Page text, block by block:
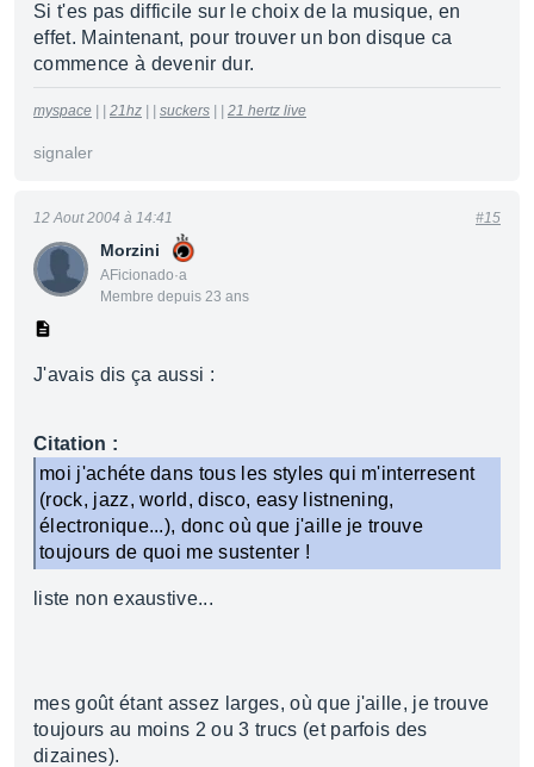
Si t'es pas difficile sur le choix de la musique, en
effet. Maintenant, pour trouver un bon disque ca
commence à devenir dur.
myspace 21hz suckers 21 hertz live
signaler
Morzini
AFicionado·a
Membre depuis 23 ans
12 Aout 2004 à 14:41 #15
J'avais dis ça aussi :
Citation :
moi j'achéte dans tous les styles qui m'interresent
(rock, jazz, world, disco, easy listnening,
électronique...), donc où que j'aille je trouve
toujours de quoi me sustenter !
liste non exaustive...
mes goût étant assez larges, où que j'aille, je trouve
toujours au moins 2 ou 3 trucs (et parfois des
dizaines).